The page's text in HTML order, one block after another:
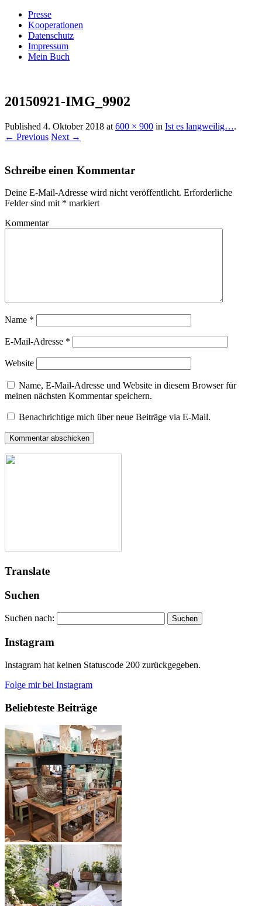
Presse
Kooperationen
Datenschutz
Impressum
Mein Buch
Villa König
20150921-IMG_9902
Published 4. Oktober 2018 at 600 × 900 in Ist es langweilig….
← Previous Next →
Schreibe einen Kommentar
Deine E-Mail-Adresse wird nicht veröffentlicht. Erforderliche
Felder sind mit * markiert
Kommentar
Name *
E-Mail-Adresse *
Website
Name, E-Mail-Adresse und Website in diesem Browser für
meinen nächsten Kommentar speichern.
Benachrichtige mich über neue Beiträge via E-Mail.
Translate
Suchen
Suchen nach:
Instagram
Instagram hat keinen Statuscode 200 zurückgegeben.
Folge mir bei Instagram
Beliebteste Beiträge